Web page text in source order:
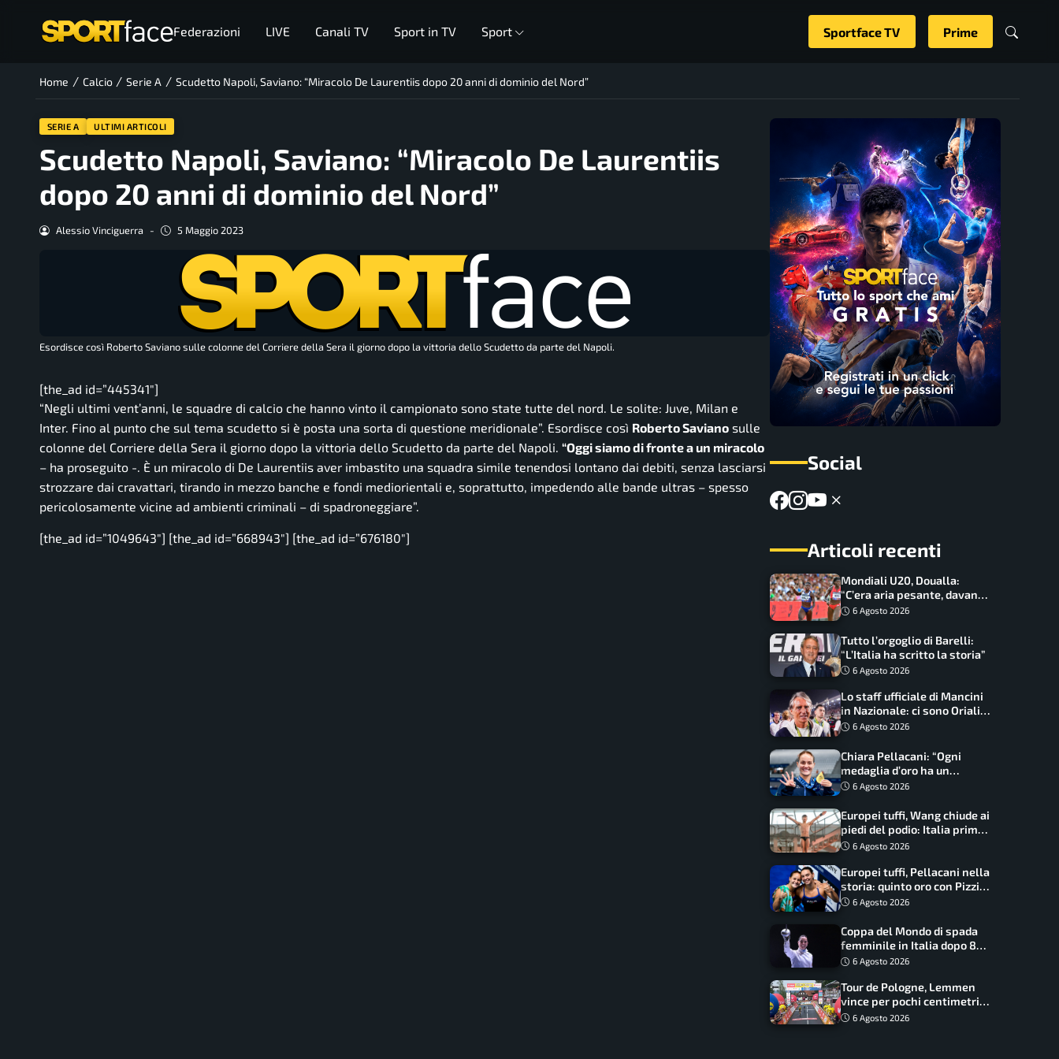
Federazioni LIVE Canali TV Sport in TV Sport Sportface TV Prime
Home / Calcio / Serie A / Scudetto Napoli, Saviano: “Miracolo De Laurentiis dopo 20 anni di dominio del Nord”
SERIE A ULTIMI ARTICOLI
Scudetto Napoli, Saviano: “Miracolo De Laurentiis
dopo 20 anni di dominio del Nord”
Alessio Vinciguerra - 5 Maggio 2023
Esordisce così Roberto Saviano sulle colonne del Corriere della Sera il giorno dopo la vittoria dello Scudetto da parte del Napoli.
[the_ad id=”445341″]
“Negli ultimi vent’anni, le squadre di calcio che hanno vinto il campionato sono state tutte del nord. Le solite: Juve, Milan e
Inter. Fino al punto che sul tema scudetto si è posta una sorta di questione meridionale”. Esordisce così Roberto Saviano sulle
colonne del Corriere della Sera il giorno dopo la vittoria dello Scudetto da parte del Napoli. “Oggi siamo di fronte a un miracolo
– ha proseguito -. È un miracolo di De Laurentiis aver imbastito una squadra simile tenendosi lontano dai debiti, senza lasciarsi
strozzare dai cravattari, tirando in mezzo banche e fondi mediorientali e, soprattutto, impedendo alle bande ultras – spesso
pericolosamente vicine ad ambienti criminali – di spadroneggiare”.
[the_ad id=”1049643″] [the_ad id=”668943″] [the_ad id=”676180″]
Social
Articoli recenti
Mondiali U20, Doualla:
“C’era aria pesante, davano
le mascherine! Finale? Non
6 Agosto 2026
Tutto l’orgoglio di Barelli:
“L’Italia ha scritto la storia”
6 Agosto 2026
Lo staff ufficiale di Mancini
in Nazionale: ci sono Oriali e
Bonucci, confermato un
6 Agosto 2026
Chiara Pellacani: “Ogni
medaglia d’oro ha un
significato diverso. Ho fatto
6 Agosto 2026
Europei tuffi, Wang chiude ai
piedi del podio: Italia prima
nel medagliere
6 Agosto 2026
Europei tuffi, Pellacani nella
storia: quinto oro con Pizzini
nel sincro da 3 metri
6 Agosto 2026
Coppa del Mondo di spada
femminile in Italia dopo 8
anni, Alberta Santuccio: “Il
frutti”
6 Agosto 2026
Tour de Pologne, Lemmen
vince per pochi centimetri
su Scaroni: maxi-caduta e
6 Agosto 2026